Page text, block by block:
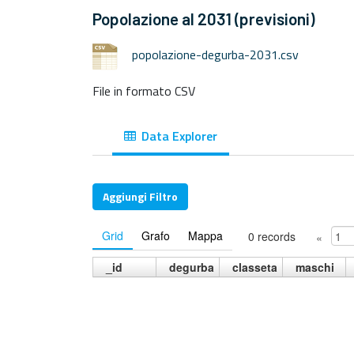
Popolazione al 2031 (previsioni)
popolazione-degurba-2031.csv
File in formato CSV
Data Explorer
Aggiungi Filtro